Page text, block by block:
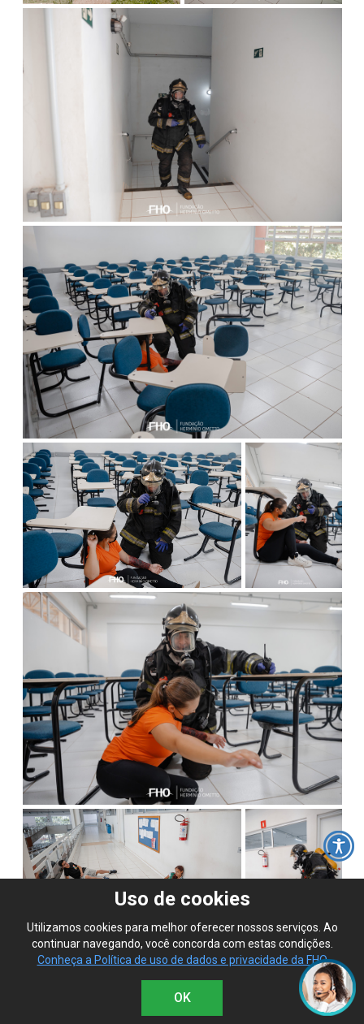
Uso de cookies
Utilizamos cookies para melhor oferecer nossos serviços. Ao
continuar navegando, você concorda com estas condições.
Conheça a Política de uso de dados e privacidade da FHO
OK